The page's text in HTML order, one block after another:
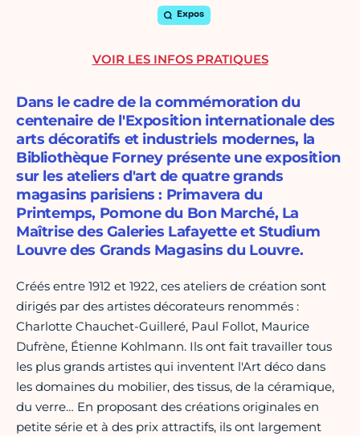
Expos
Dans le cadre de la commémoration du
centenaire de l'Exposition internationale des
arts décoratifs et industriels modernes, la
Bibliothèque Forney présente une exposition
sur les ateliers d'art de quatre grands
magasins parisiens : Primavera du
Printemps, Pomone du Bon Marché, La
Maîtrise des Galeries Lafayette et Studium
Louvre des Grands Magasins du Louvre.
Créés entre 1912 et 1922, ces ateliers de création sont
dirigés par des artistes décorateurs renommés :
Charlotte Chauchet-Guilleré, Paul Follot, Maurice
Dufrène, Étienne Kohlmann. Ils ont fait travailler tous
les plus grands artistes qui inventent l'Art déco dans
les domaines du mobilier, des tissus, de la céramique,
du verre… En proposant des créations originales en
petite série et à des prix attractifs, ils ont largement
VOIR LES INFOS PRATIQUES